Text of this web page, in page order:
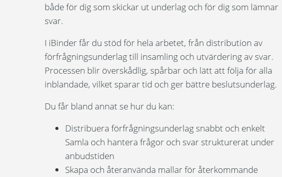
både för dig som skickar ut underlag och för dig som lämnar
svar.
I iBinder får du stöd för hela arbetet, från distribution av
förfrågningsunderlag till insamling och utvärdering av svar.
Processen blir överskådlig, spårbar och lätt att följa för alla
inblandade, vilket sparar tid och ger bättre beslutsunderlag.
Du får bland annat se hur du kan:
Distribuera förfrågningsunderlag snabbt och enkelt
Samla och hantera frågor och svar strukturerat under
anbudstiden
Skapa och återanvända mallar för återkommande